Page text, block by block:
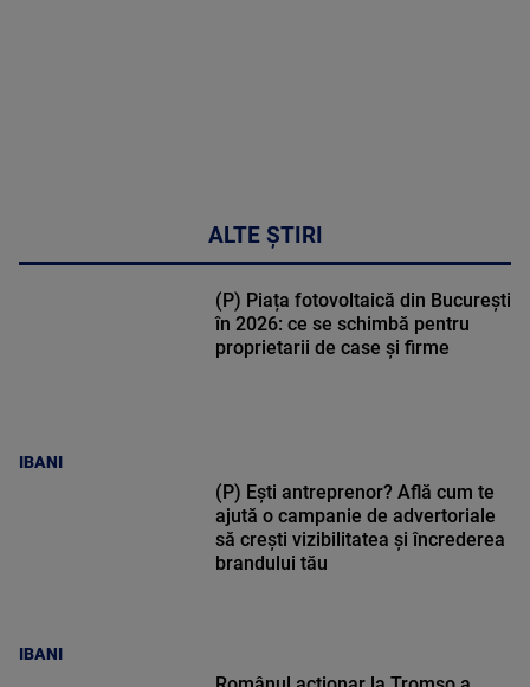
ALTE ȘTIRI
IBANI
(P) Piața fotovoltaică din București
în 2026: ce se schimbă pentru
proprietarii de case și firme
IBANI
(P) Ești antreprenor? Află cum te
ajută o campanie de advertoriale
să crești vizibilitatea și încrederea
brandului tău